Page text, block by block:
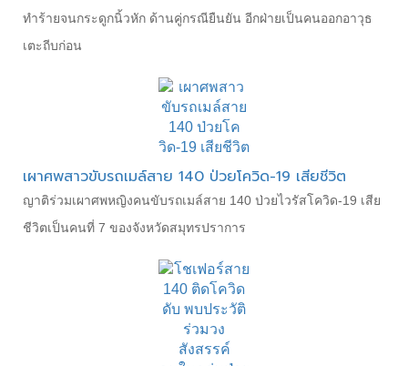
ทำร้ายจนกระดูกนิ้วหัก ด้านคู่กรณียืนยัน อีกฝ่ายเป็นคนออกอาวุธ
เตะถีบก่อน
เผาศพสาวขับรถเมล์สาย 140 ป่วยโควิด-19 เสียชีวิต
ญาติร่วมเผาศพหญิงคนขับรถเมล์สาย 140 ป่วยไวรัสโควิด-19 เสีย
ชีวิตเป็นคนที่ 7 ของจังหวัดสมุทรปราการ